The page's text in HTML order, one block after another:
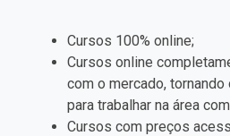
Cursos 100% online;
Cursos online
com o mercado,
para trabalhar na área
Cursos com preços